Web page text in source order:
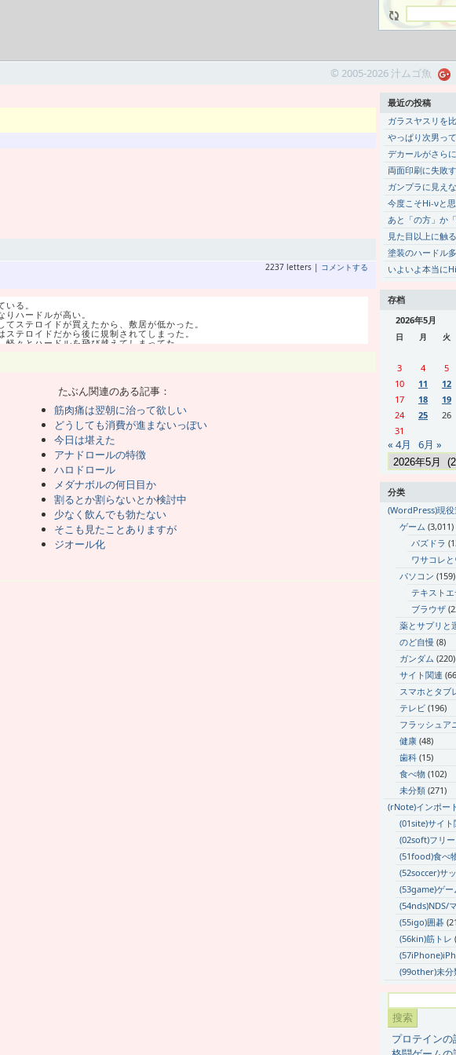
© 2005-2026 汁ムゴ魚
2237 letters | コメントする
る。
ハードルが高い。
ステロイドが買えたから、敷居が低かった。
テロイドだから後に規制されてしまった。
々とハードルを飛び越えてしまってた。
としてダイアナボルを買い始めた。
分の落ち込みを防止するために開始した。
解決法として過去のアレを思い出した。
な鬱は解消できるのは知ってた。
もったいなくて、ついついやってしまう。
めの薬として必須になった。
切断して人工透析を受ける。
ないブログにアップするだけだった。
、Geminiと深掘りしている。
低めだと言ってた動画がきっかけだな。
や感受性もあるだろうとGeminiは言う。
るだろうって事を語らった。
、レセプターの制限を回避できそうだ。
たぶん関連のある記事：
筋肉痛は翌朝に治って欲しい
どうしても消費が進まないっぽい
今日は堪えた
アナドロールの特徴
ハロドロール
メダナボルの何日目か
割るとか割らないとか検討中
少なく飲んでも勃たない
そこも見たことありますが
ジオール化
最近の投稿
ガラスヤスリを
やっぱり次男っ
デカールがさら
両面印刷に失敗
ガンプラに見え
今度こそHi-νと
あと「の方」か
見た目以上に触
塗装のハードル
いよいよ本当に
存档
2026年5月
日 月 火
3
4 5
10
11 12
17
18 19
24
25 26
31
« 4月 6月 »
分类
(WordPress)現役
ゲーム (3,011)
パズドラ
ワサコレ
パソコン (159)
テキストエ
ブラウザ
薬とサプリと
のど自慢 (8)
ガンダム (220)
サイト関連
スマホとタブ
テレビ (196)
フラッシュア
健康 (48)
歯科 (15)
食べ物 (102)
未分類 (271)
(rNote)インポー
(01site)サイト
(02soft)フリ
(51food)食べ
(52soccer)サ
(53game)ゲー
(54nds)NDS/
(55igo)囲碁
(56kin)筋トレ
(99other)未分
プロテインの